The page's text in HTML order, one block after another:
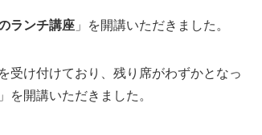
ランチ講座 」を開講いただきました。
受け付けており、残り席がわずかとなっ
」を開講いただきました。